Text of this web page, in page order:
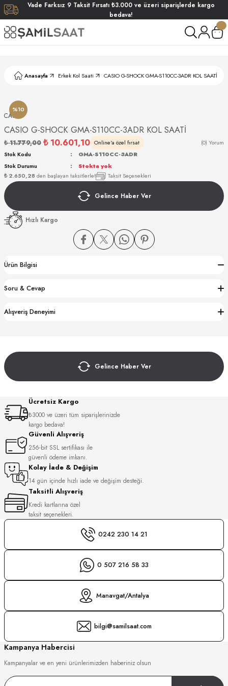
Vade Farksız 9 Taksit Fırsatı ₺3.000 ve üzeri siparişlerde kargo
bedava!
Anasayfa Erkek Kol Saati CASIO G-SHOCK GMA-S110CC-3ADR KOL SAATİ
%10
CASIO
CASIO G-SHOCK GMA-S110CC-3ADR KOL SAATİ
₺ 11.779,00 ₺ 10.601,10 Online'a özel fırsat (0) Yorum
₺ 2.650,28 den başlayan taksitlerle! Taksit Seçenekleri
Stok Kodu
GMA-S110CC-3ADR
Stok Durumu
Stokta yok
Gelince Haber Ver
Hızlı Kargo
Ürün Bilgisi
Soru & Cevap
Alışveriş Deneyimi
Gelince Haber Ver
Ücretsiz Kargo
₺3000 ve üzeri tüm siparişlerinizde
kargo bedava!
Güvenli Alışveriş
256-bit SSL sertifikası ile
güvenli ödeme imkanı.
Kolay İade & Değişim
14 gün içinde hızlı iade ve değişim desteği.
Taksitli Alışveriş
Kredi kartlarına özel
taksit seçenekleri.
0242 230 14 21
0 507 216 58 33
Manavgat/Antalya
bilgi@samilsaat.com
Kampanya Habercisi
Kampanyalar ve en yeni ürünlerimizden haberiniz olsun